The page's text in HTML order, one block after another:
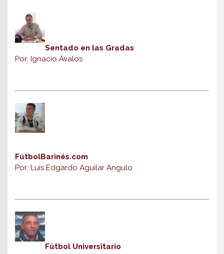
Sentado en las Gradas
Por: Ignacio Ávalos
FútbolBarinés.com
Por: Luis Edgardo Aguilar Angulo
Fútbol Universitario